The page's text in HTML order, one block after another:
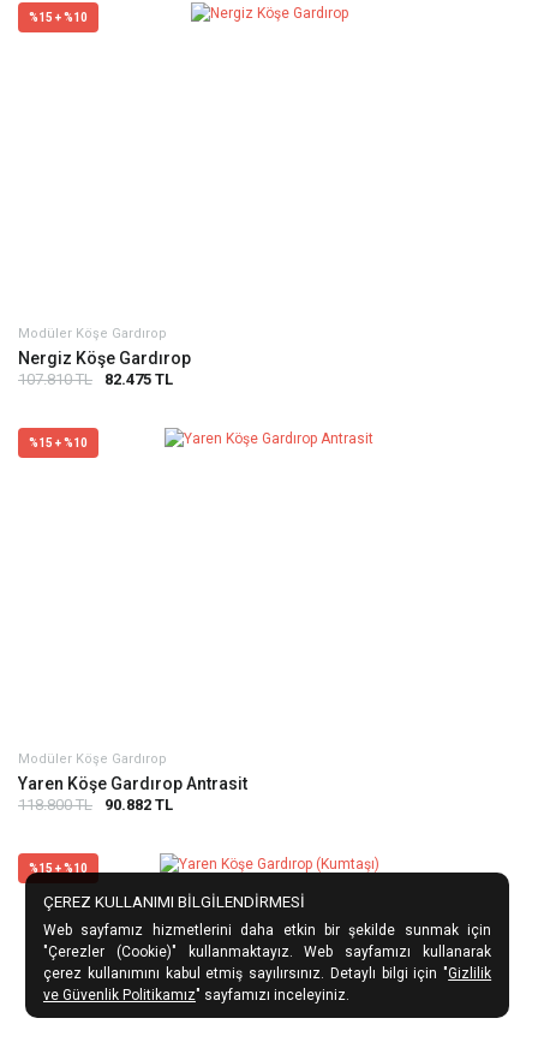
%15 + %10
Modüler Köşe Gardırop
Nergiz Köşe Gardırop
107.810 TL 82.475 TL
%15 + %10
Modüler Köşe Gardırop
Yaren Köşe Gardırop Antrasit
118.800 TL 90.882 TL
%15 + %10
ÇEREZ KULLANIMI BİLGİLENDİRMESİ
Web sayfamız hizmetlerini daha etkin bir şekilde sunmak için
"Çerezler (Cookie)" kullanmaktayız. Web sayfamızı kullanarak
çerez kullanımını kabul etmiş sayılırsınız. Detaylı bilgi için "Gizlilik
ve Güvenlik Politikamız" sayfamızı inceleyiniz.